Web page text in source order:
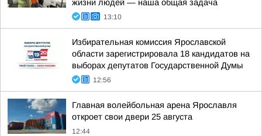
жизни людей — наша общая задача
13:10
Избирательная комиссия Ярославской
области зарегистрировала 18 кандидатов на
выборах депутатов Государственной Думы
12:56
Главная волейбольная арена Ярославля
откроет свои двери 25 августа
12:44